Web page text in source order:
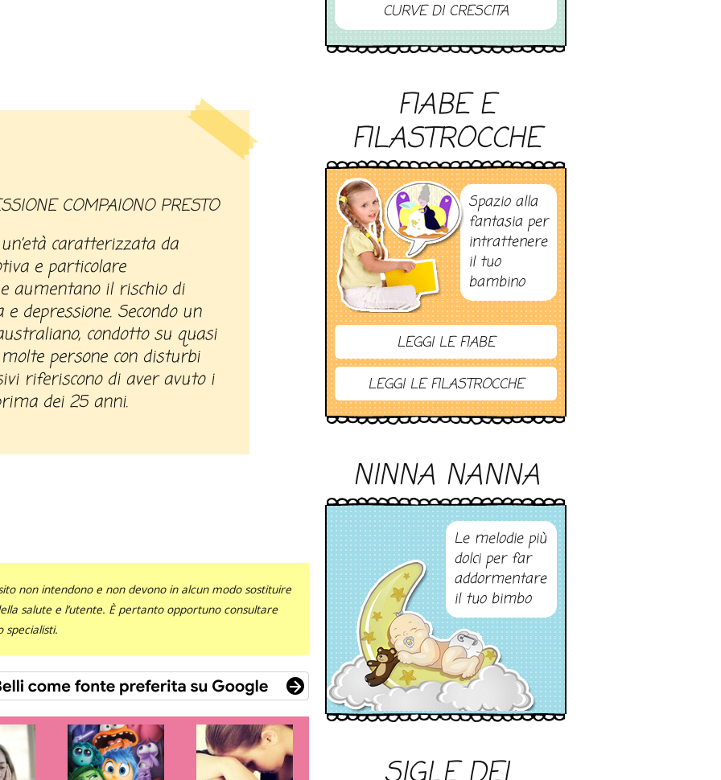
COMPAIONO PRESTO
un’età caratterizzata da
e particolare
aumentano il rischio di
depressione. Secondo un
condotto su quasi
persone con disturbi
riferiscono di aver avuto i
dei 25 anni.
non intendono e non devono in alcun modo sostituire
salute e l’utente. È pertanto opportuno consultare
CURVE DI CRESCITA
FIABE E
FILASTROCCHE
Spazio alla
fantasia per
intrattenere
il tuo
bambino
LEGGI LE FIABE
LEGGI LE FILASTROCCHE
NINNA NANNA
Le melodie più
dolci per far
addormentare
il tuo bimbo